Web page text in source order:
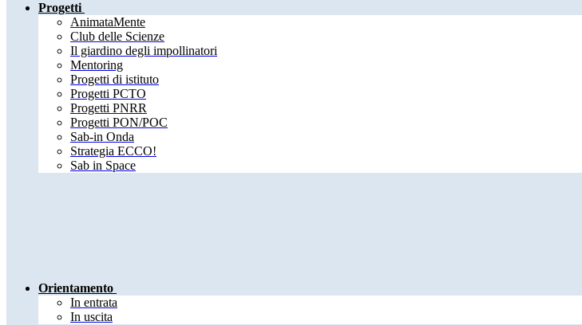
Progetti
AnimataMente
Club delle Scienze
Il giardino degli impollinatori
Mentoring
Progetti di istituto
Progetti PCTO
Progetti PNRR
Progetti PON/POC
Sab-in Onda
Strategia ECCO!
Sab in Space
Orientamento
In entrata
In uscita